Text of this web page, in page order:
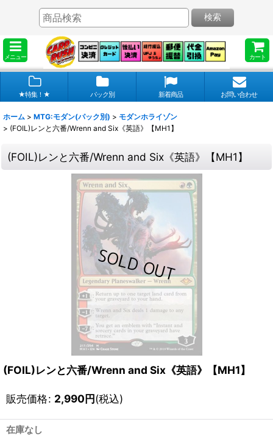
メニュー カート
検索
★特集！★ パック別 新着商品 お問い合わせ
ホーム > MTG:モダン(パック別) > モダンホライゾン
> (FOIL)レンと六番/Wrenn and Six《英語》【MH1】
(FOIL)レンと六番/Wrenn and Six《英語》【MH1】
(FOIL)レンと六番/Wrenn and Six《英語》【MH1】
販売価格: 2,990円(税込)
在庫なし